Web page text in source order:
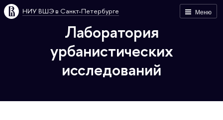
Меню
НИУ ВШЭ в Санкт-Петербурге
Лаборатория
урбанистических
исследований